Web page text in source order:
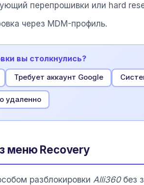
перепрошивки или hard
через MDM-профиль.
вы столкнулись?
Требует аккаунт Google
удаленно
меню Recovery
разблокировки Alli360без